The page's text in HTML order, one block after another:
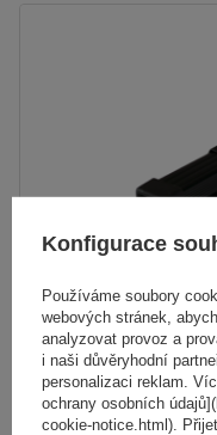
Střešní nosič Mont
Konfigurace
Používáme soubory
webových stránek,
analyzovat provoz a
i naši důvěryhodní
personalizaci reklam.
ochrany osobních
cookie-notice.html).